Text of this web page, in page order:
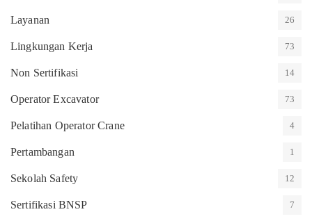
Layanan 26
Lingkungan Kerja 73
Non Sertifikasi 14
Operator Excavator 73
Pelatihan Operator Crane 4
Pertambangan 1
Sekolah Safety 12
Sertifikasi BNSP 7